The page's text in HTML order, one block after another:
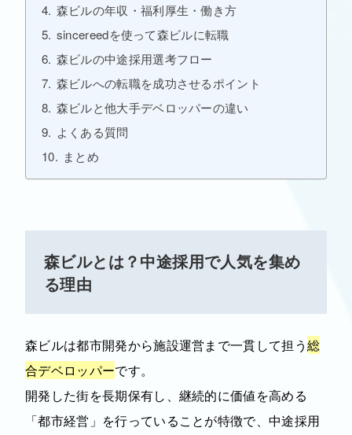
森ビルの年収・福利厚生・働き方
sincereedを使って森ビルに転職
森ビルの中途採用選考フロー
森ビルへの転職を成功させるポイント
森ビルと他大手デベロッパーの違い
よくある質問
まとめ
森ビルとは？中途採用で人気を集め
る理由
森ビルは都市開発から施設運営まで一貫して担う総
合デベロッパーです。
開発した街を長期保有し、継続的に価値を高める
「都市経営」を行っていることが特徴で、中途採用